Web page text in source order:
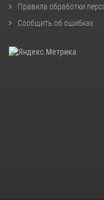
Правила обработки
Сообщить об ошибках